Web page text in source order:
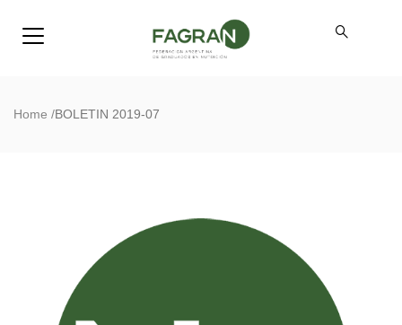
Home /BOLETIN 2019-07